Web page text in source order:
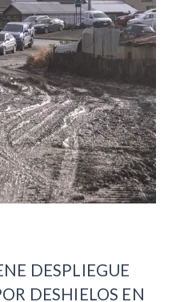
DESPLIEGUE
DESHIELOS EN